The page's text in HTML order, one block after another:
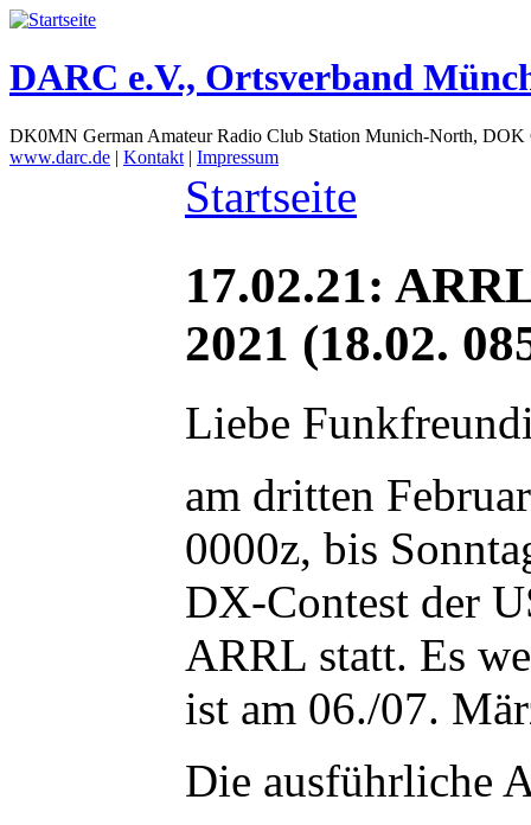
DARC e.V., Ortsverband
DK0MN German Amateur Radio Club Station Munich-North,
www.darc.de | Kontakt | Impressum
Startseite
17.02.21:
2021 (18.02.
Liebe
am dritten
0000z, bis
DX-Contest der
ARRL statt. Es
ist am 06./07.
Die ausführliche